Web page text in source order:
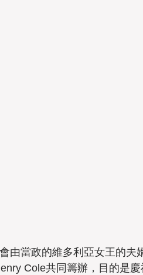
會由當政的維多利亞女王的
Cole共同籌辦，目的是